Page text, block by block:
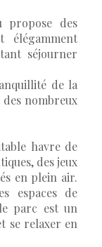
propose des
élégamment
séjourner
de la
nombreux
havre de
des jeux
en plein air.
espaces de
parc est un
se relaxer en